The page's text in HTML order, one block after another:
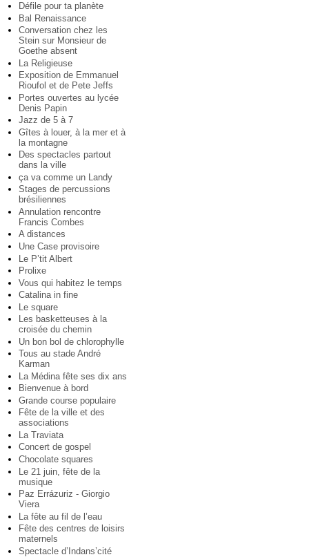
Défile pour ta planète
Bal Renaissance
Conversation chez les
Stein sur Monsieur de
Goethe absent
La Religieuse
Exposition de Emmanuel
Rioufol et de Pete Jeffs
Portes ouvertes au lycée
Denis Papin
Jazz de 5 à 7
Gîtes à louer, à la mer et à
la montagne
Des spectacles partout
dans la ville
ça va comme un Landy
Stages de percussions
brésiliennes
Annulation rencontre
Francis Combes
A distances
Une Case provisoire
Le P’tit Albert
Prolixe
Vous qui habitez le temps
Catalina in fine
Le square
Les basketteuses à la
croisée du chemin
Un bon bol de chlorophylle
Tous au stade André
Karman
La Médina fête ses dix ans
Bienvenue à bord
Grande course populaire
Fête de la ville et des
associations
La Traviata
Concert de gospel
Chocolate squares
Le 21 juin, fête de la
musique
Paz Errázuriz - Giorgio
Viera
La fête au fil de l’eau
Fête des centres de loisirs
maternels
Spectacle d’Indans’cité